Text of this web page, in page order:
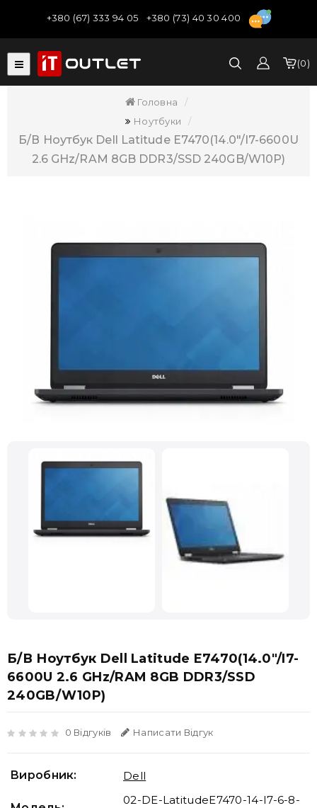
+380 (67) 333 94 05 +380 (73) 40 30 400
0
Головна
Ноутбуки
Б/В Ноутбук Dell Latitude E7470(14.0"/i7-6600U
2.6 GHz/RAM 8GB DDR3/SSD 240GB/W10P)
Б/В Ноутбук Dell Latitude E7470(14.0"/i7-
6600U 2.6 GHz/RAM 8GB DDR3/SSD
240GB/W10P)
0 Відгуків Написати Відгук
Виробник: Dell
02-DE-LatitudeE7470-14-I7-6-8-